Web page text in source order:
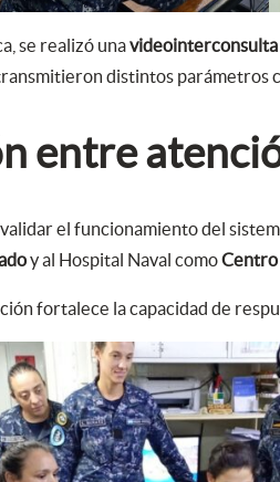
se realizó una
transmitieron distintos parámetros
entre
el funcionamiento del
y al Hospital Naval comoCentro
fortalece la capacidad de